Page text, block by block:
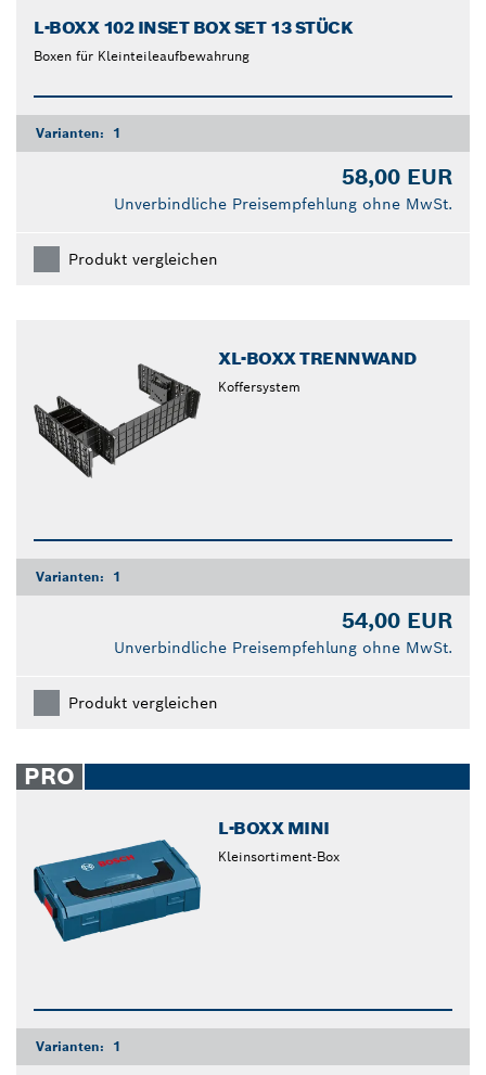
L-BOXX 102 INSET BOX SET 13 STÜCK
Boxen für Kleinteileaufbewahrung
Varianten: 1
58,00 EUR
Unverbindliche Preisempfehlung ohne MwSt.
Produkt vergleichen
XL-BOXX TRENNWAND
Koffersystem
Varianten: 1
54,00 EUR
Unverbindliche Preisempfehlung ohne MwSt.
Produkt vergleichen
PRO
L-BOXX MINI
Kleinsortiment-Box
Varianten: 1